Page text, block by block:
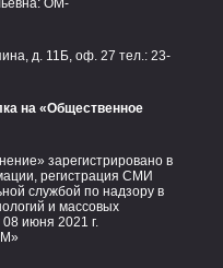
OM-
д. 11Б, оф. 27 тел.: 23-
на «Общественное
зарегистрировано в
регистрация СМИ
службой по надзору в
и массовых
июня 2021 г.